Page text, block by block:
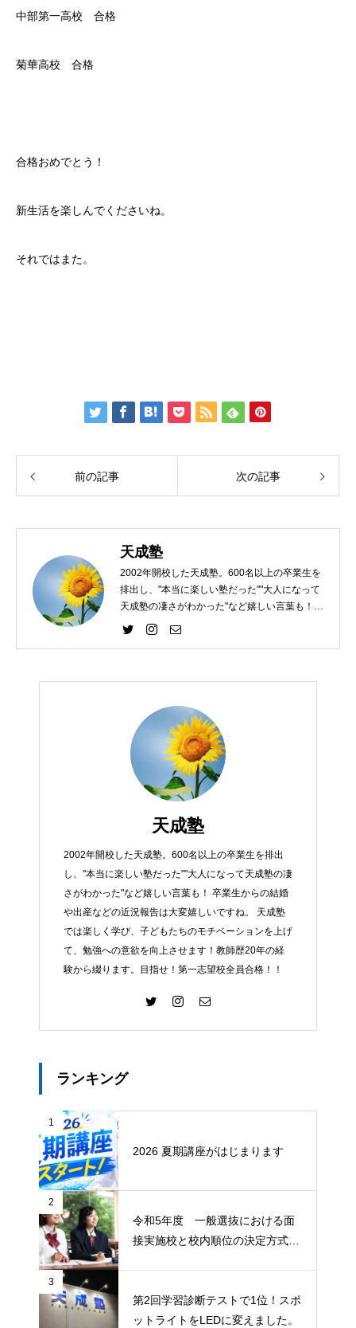
中部第一高校 合格
菊華高校 合格
合格おめでとう！
新生活を楽しんでくださいね。
それではまた。
前の記事 次の記事
天成塾
2002年開校した天成塾。600名以上の卒業生を
排出し、"本当に楽しい塾だった""大人になって
天成塾の凄さがわかった"など嬉しい言葉も！
天成塾で楽しく学び、子どもたちのモチベーシ
天成塾
2002年開校した天成塾。600名以上の卒業生を排出
し、"本当に楽しい塾だった""大人になって天成塾の凄
さがわかった"など嬉しい言葉も！ 卒業生からの結婚
や出産などの近況報告は大変嬉しいですね。 天成塾
では楽しく学び、子どもたちのモチベーションを上げ
て、勉強への意欲を向上させます！教師歴20年の経
験から綴ります。目指せ！第一志望校全員合格！！
ランキング
1
2026 夏期講座がはじまります
2
令和5年度 一般選抜における面
接実施校と校内順位の決定方式に
3
第2回学習診断テストで1位！スポ
ットライトをLEDに変えました。